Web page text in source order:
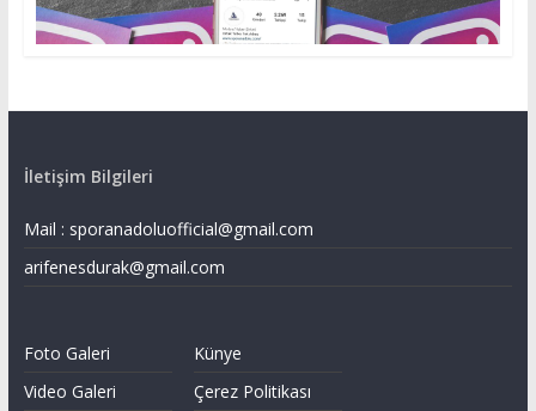
İletişim Bilgileri
Mail : sporanadoluofficial@gmail.com
arifenesdurak@gmail.com
Foto Galeri
Video Galeri
Künye
Çerez Politikası